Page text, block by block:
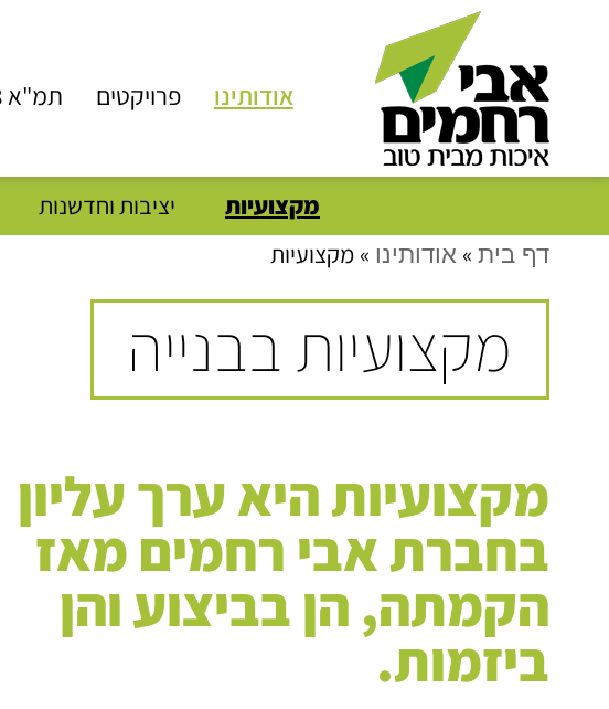
אודותינו פרויקטים תמ"א 38
מקצועיות יציבות וחדשנות
דף בית » אודותינו » מקצועיות
מקצועיות בבנייה
מקצועיות היא ערך עליון
בחברת אבי רחמים מאז
הקמתה, הן בביצוע והן
ביזמות.